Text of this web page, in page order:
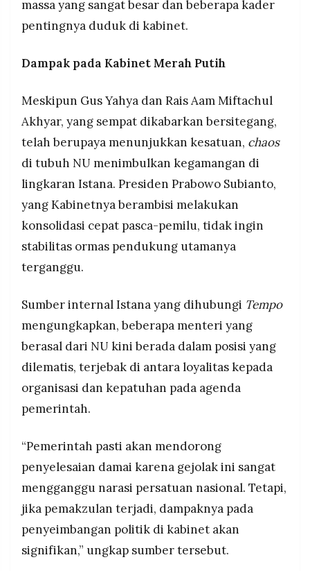
massa yang sangat besar dan beberapa kader
pentingnya duduk di kabinet.
Dampak pada Kabinet Merah Putih
Meskipun Gus Yahya dan Rais Aam Miftachul
Akhyar, yang sempat dikabarkan bersitegang,
telah berupaya menunjukkan kesatuan, chaos
di tubuh NU menimbulkan kegamangan di
lingkaran Istana. Presiden Prabowo Subianto,
yang Kabinetnya berambisi melakukan
konsolidasi cepat pasca-pemilu, tidak ingin
stabilitas ormas pendukung utamanya
terganggu.
Sumber internal Istana yang dihubungi Tempo
mengungkapkan, beberapa menteri yang
berasal dari NU kini berada dalam posisi yang
dilematis, terjebak di antara loyalitas kepada
organisasi dan kepatuhan pada agenda
pemerintah.
“Pemerintah pasti akan mendorong
penyelesaian damai karena gejolak ini sangat
mengganggu narasi persatuan nasional. Tetapi,
jika pemakzulan terjadi, dampaknya pada
penyeimbangan politik di kabinet akan
signifikan,” ungkap sumber tersebut.